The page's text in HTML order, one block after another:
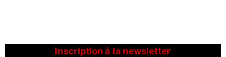
Inscription à la newsletter